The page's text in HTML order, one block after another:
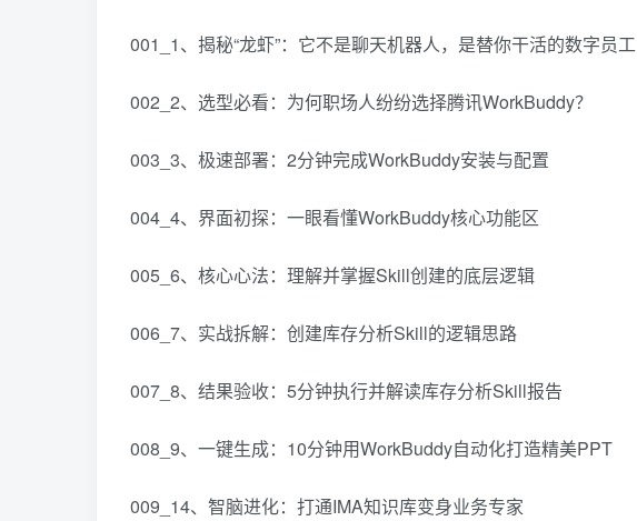
001_1、揭秘“龙虾”：它不是聊天机器人，是替你干活的数字员工
002_2、选型必看：为何职场人纷纷选择腾讯WorkBuddy？
003_3、极速部署：2分钟完成WorkBuddy安装与配置
004_4、界面初探：一眼看懂WorkBuddy核心功能区
005_6、核心心法：理解并掌握Skill创建的底层逻辑
006_7、实战拆解：创建库存分析Skill的逻辑思路
007_8、结果验收：5分钟执行并解读库存分析Skill报告
008_9、一键生成：10分钟用WorkBuddy自动化打造精美PPT
009_14、智脑进化：打通IMA知识库变身业务专家